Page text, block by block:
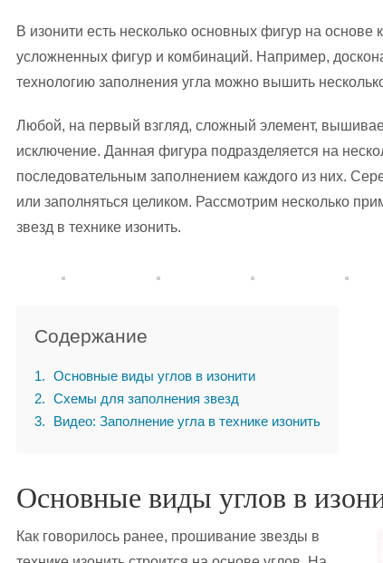
В изонити есть несколько основных фигур на
усложненных фигур и комбинаций. Например,
технологию заполнения угла можно вышить
Любой, на первый взгляд, сложный элемент,
исключение. Данная фигура подразделяется на
последовательным заполнением каждого из них.
или заполняться целиком. Рассмотрим несколько
звезд в технике изонить.
Содержание
1
Основные виды углов в изонити
2
Схемы для заполнения звезд
3
Видео: Заполнение угла в технике изонить
Основные виды углов в
Как говорилось ранее, прошивание звезды в